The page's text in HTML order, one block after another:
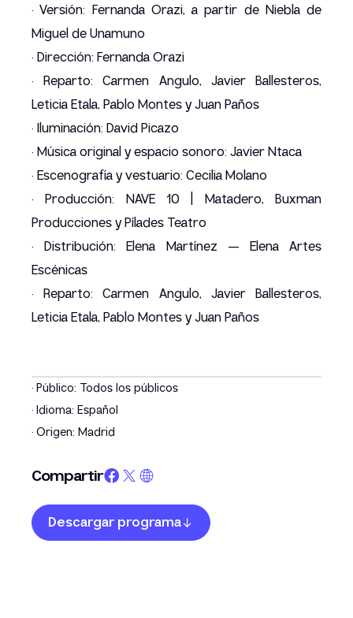
Descargar programa
· Público: Todos los públicos
· Idioma: Español
· Origen: Madrid
Compartir
· Versión: Fernanda Orazi, a partir de Niebla de
Miguel de Unamuno
· Dirección: Fernanda Orazi
· Reparto: Carmen Angulo, Javier Ballesteros,
Leticia Etala, Pablo Montes y Juan Paños
· Iluminación: David Picazo
· Música original y espacio sonoro: Javier Ntaca
· Escenografía y vestuario: Cecilia Molano
· Producción: NAVE 10 | Matadero, Buxman
Producciones y Pílades Teatro
· Distribución: Elena Martínez — Elena Artes
Escénicas
· Reparto: Carmen Angulo, Javier Ballesteros,
Leticia Etala, Pablo Montes y Juan Paños